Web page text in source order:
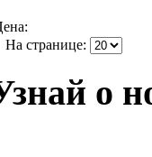
На странице:
о